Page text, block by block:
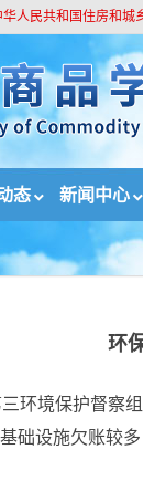
华人民共和国住房和城
态 新闻中心
般小气？
环
环境保护督察
础设施欠账较